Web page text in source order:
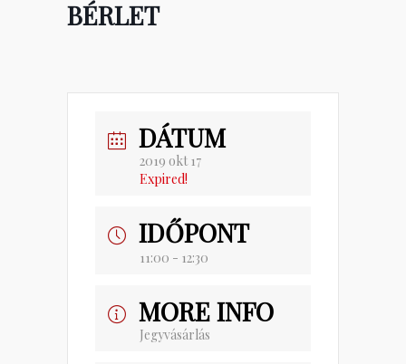
BÉRLET
DÁTUM
2019 okt 17
Expired!
IDŐPONT
11:00 - 12:30
MORE INFO
Jegyvásárlás